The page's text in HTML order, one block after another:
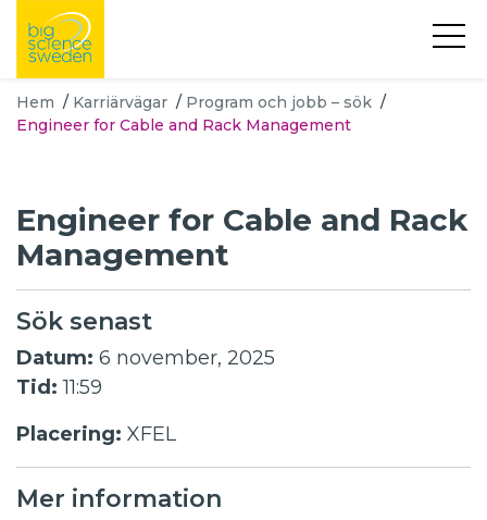
Hem / Karriärvägar / Program och jobb – sök /
Engineer for Cable and Rack Management
Engineer for Cable and Rack
Management
Sök senast
Datum: 6 november, 2025
Tid: 11:59
Placering: XFEL
Mer information